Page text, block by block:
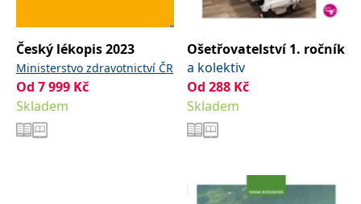
Český lékopis 2023
Ministerstvo zdravotnictví ČR
Od 7 999 Kč
Skladem
Ošetřovatelství 1. ročník
a kolektiv
Od 288 Kč
Skladem